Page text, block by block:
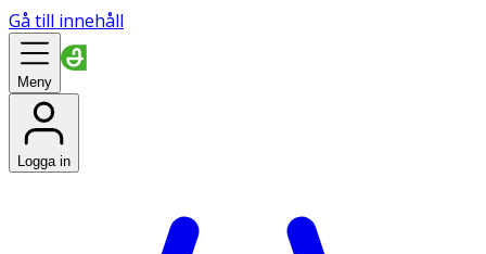
Gå till innehåll
Meny
Logga in